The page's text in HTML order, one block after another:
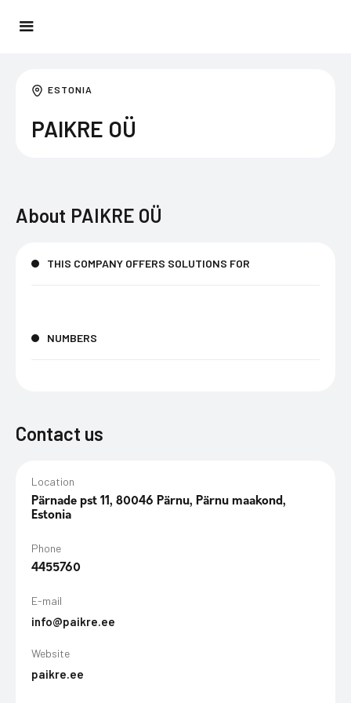
ESTONIA
PAIKRE OÜ
About PAIKRE OÜ
THIS COMPANY OFFERS SOLUTIONS FOR
NUMBERS
Contact us
Location
Pärnade pst 11, 80046 Pärnu, Pärnu maakond,
Estonia
Phone
4455760
E-mail
info@paikre.ee
Website
paikre.ee